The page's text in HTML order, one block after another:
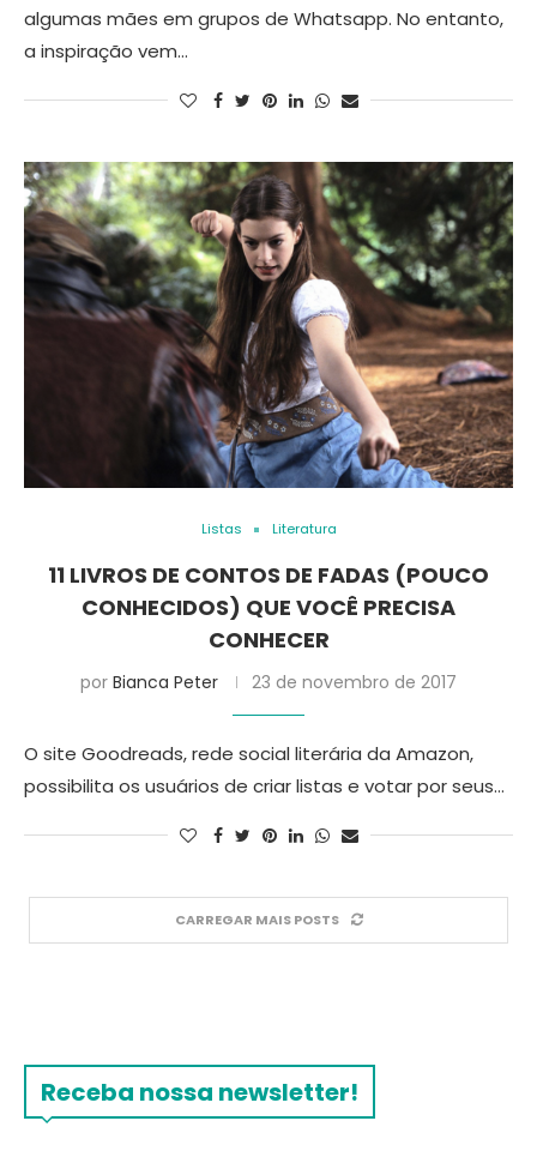
algumas mães em grupos de Whatsapp. No entanto,
a inspiração vem…
Listas Literatura
11 LIVROS DE CONTOS DE FADAS (POUCO
CONHECIDOS) QUE VOCÊ PRECISA
CONHECER
por Bianca Peter 23 de novembro de 2017
O site Goodreads, rede social literária da Amazon,
possibilita os usuários de criar listas e votar por seus…
CARREGAR MAIS POSTS
Receba nossa newsletter!